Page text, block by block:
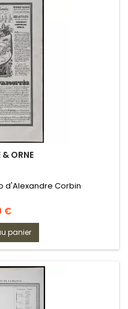
ORNE
d'Alexandre Corbin
€
panier